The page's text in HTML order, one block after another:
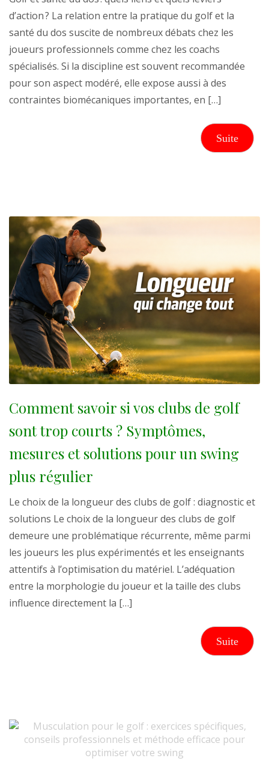
d’action ? La relation entre la pratique du golf et la
santé du dos suscite de nombreux débats chez les
joueurs professionnels comme chez les coachs
spécialisés. Si la discipline est souvent recommandée
pour son aspect modéré, elle expose aussi à des
contraintes biomécaniques importantes, en […]
Suite
Comment savoir si vos clubs de golf
sont trop courts ? Symptômes,
mesures et solutions pour un swing
plus régulier
Le choix de la longueur des clubs de golf : diagnostic et
solutions Le choix de la longueur des clubs de golf
demeure une problématique récurrente, même parmi
les joueurs les plus expérimentés et les enseignants
attentifs à l’optimisation du matériel. L’adéquation
entre la morphologie du joueur et la taille des clubs
influence directement la […]
Suite